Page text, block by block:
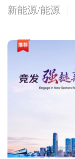
新能源/能源